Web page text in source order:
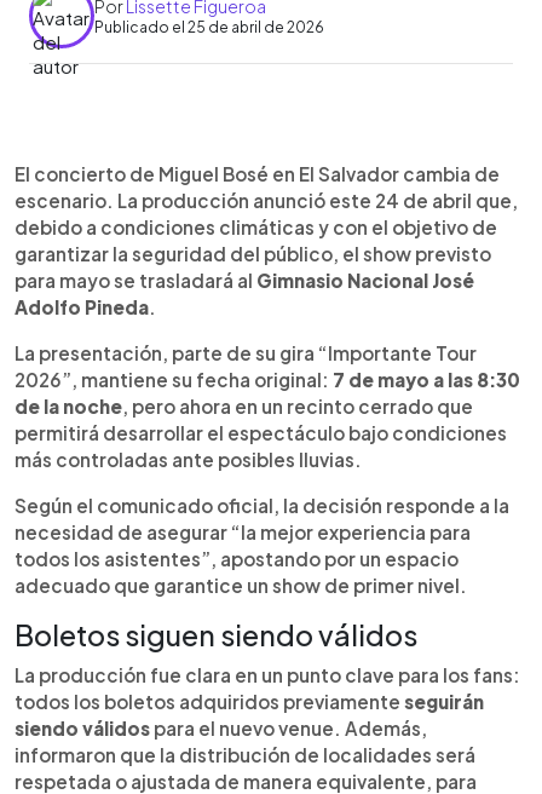
PorLissette Figueroa
Publicado el 25 de abril de 2026
► Escuchar artículo
El concierto de Miguel Bosé en El Salvador
cambiará de venue y ahora se realizará en el
Gimnasio Nacional José Adolfo Pineda el próximo
7 de mayo a las 8:30 p.m. La producción tomó la
decisión debido a las condiciones climáticas,
buscando garantizar la seguridad y una mejor
previamente adquiridos seguirán siendo válidos,
mientras que la distribución de localidades será
respetada o ajustada de forma equivalente.
También se presentó el nuevo mapa del evento,
con zonas VIP, preferencial y butaca, mientras
varias áreas ya se encuentran agotadas.
Próximamente se brindarán más detalles
logísticos.
El concierto de Miguel Bosé en El Salvador cambia de
escenario. La producción anunció este 24 de abril que,
debido a condiciones climáticas y con el objetivo de
garantizar la seguridad del público, el show previsto
para mayo se trasladará al Gimnasio Nacional José
Adolfo Pineda.
La presentación, parte de su gira “Importante Tour
2026”, mantiene su fecha original: 7 de mayo a las 8:30
de la noche, pero ahora en un recinto cerrado que
permitirá desarrollar el espectáculo bajo condiciones
más controladas ante posibles lluvias.
Según el comunicado oficial, la decisión responde a la
necesidad de asegurar “la mejor experiencia para
todos los asistentes”, apostando por un espacio
adecuado que garantice un show de primer nivel.
Boletos siguen siendo válidos
La producción fue clara en un punto clave para los fans:
todos los boletos adquiridos previamente seguirán
siendo válidos para el nuevo venue. Además,
informaron que la distribución de localidades será
respetada o ajustada de manera equivalente, para